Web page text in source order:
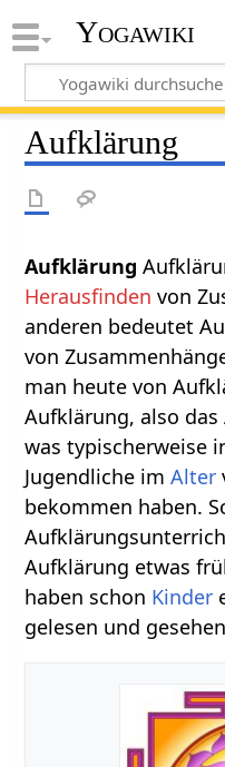
Yogawiki
Aufklärung
Aufklärung‏‎
Herausfinden von
anderen bedeutet
von
man heute von
Aufklärung, also
was typischerweise
Jugendliche imAlter
bekommen haben.
Aufklärung etwas
haben schon Kinder
gelesen und